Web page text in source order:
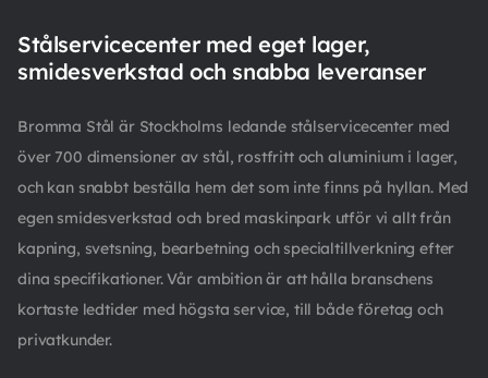
Stålservicecenter med eget lager,
smidesverkstad och snabba leveranser
Bromma Stål är Stockholms ledande stålservicecenter med
över 700 dimensioner av stål, rostfritt och aluminium i lager,
och kan snabbt beställa hem det som inte finns på hyllan. Med
egen smidesverkstad och bred maskinpark utför vi allt från
kapning, svetsning, bearbetning och specialtillverkning efter
dina specifikationer. Vår ambition är att hålla branschens
kortaste ledtider med högsta service, till både företag och
privatkunder.